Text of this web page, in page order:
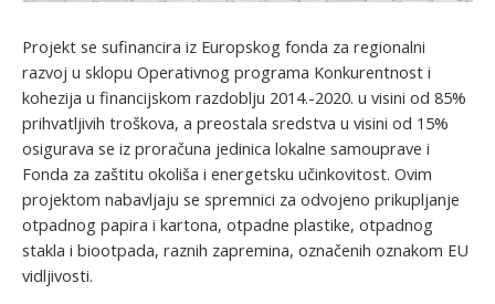
Projekt se sufinancira iz Europskog fonda za regionalni
razvoj u sklopu Operativnog programa Konkurentnost i
kohezija u financijskom razdoblju 2014.-2020. u visini od 85%
prihvatljivih troškova, a preostala sredstva u visini od 15%
osigurava se iz proračuna jedinica lokalne samouprave i
Fonda za zaštitu okoliša i energetsku učinkovitost. Ovim
projektom nabavljaju se spremnici za odvojeno prikupljanje
otpadnog papira i kartona, otpadne plastike, otpadnog
stakla i biootpada, raznih zapremina, označenih oznakom EU
vidljivosti.